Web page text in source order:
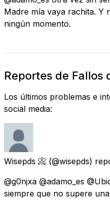
Madre mía vaya rachita. Y
ningún momento.
Reportes de Fallos
Los últimos problemas e
social media:
Wisepds 📀 (@wisepds)
@g0njxa @adamo_es
siempre que no supere